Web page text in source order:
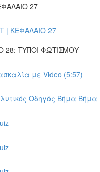
27
| ΚΕΦΑΛΑΙΟ 27
28: ΤΥΠΟΙ ΦΩΤΙΣΜΟΥ
με Video (5:57)
Οδηγός Βήμα Βήμα